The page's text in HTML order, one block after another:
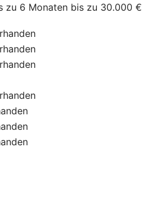
zu 6 Monaten bis zu 30.000 €